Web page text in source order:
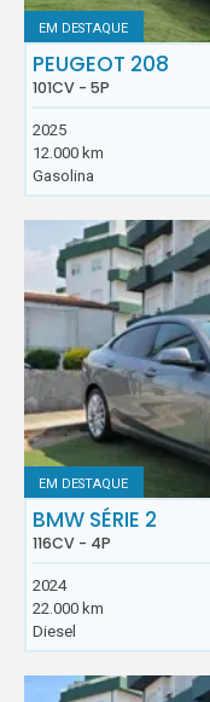
EM DESTAQUE
PEUGEOT 208
101CV - 5P
2025
12.000 km
Gasolina
EM DESTAQUE
BMW SÉRIE 2
116CV - 4P
2024
22.000 km
Diesel